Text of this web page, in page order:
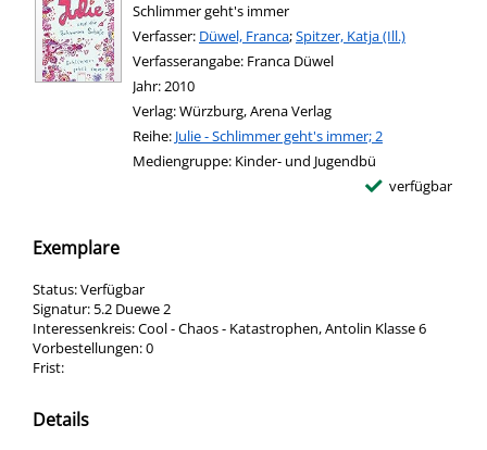
Schlimmer geht's immer
Verfasser: Suche nach diesem Verfasser
Düwel, Franca;Spitzer, Katja (Ill.)
Verfasserangabe: Franca Düwel
Jahr:2010
Verlag:Würzburg, Arena Verlag
Reihe: Julie - Schlimmer geht's immer; 2
Mediengruppe: Kinder- und Jugendbü
verfügbar
Exemplare
Status:Verfügbar
Signatur: 5.2 Duewe 2
Interessenkreis:Cool - Chaos - Katastrophen, Antolin Klasse 6
Vorbestellungen:0
Frist:
Details